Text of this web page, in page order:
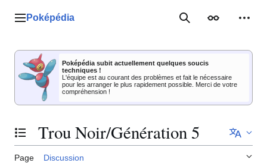
Menu principal
Poképédia RechercherApparence
Poképédia subit actuellement quelques soucis
techniques !
L'équipe est au courant des problèmes et fait le nécessaire
pour les arranger le plus rapidement possible. Merci de votre
compréhension !
Basculer la table des matières
Trou Noir/Génération 5
Page Discussion